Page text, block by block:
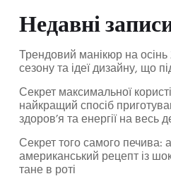
Недавні
Трендовий манікюр на осінь
сезону та ідеї дизайну, що
Секрет максимальної
найкращий спосіб
здоров’я та енергії на весь
Секрет того самого печива:
американський рецепт із
тане в роті